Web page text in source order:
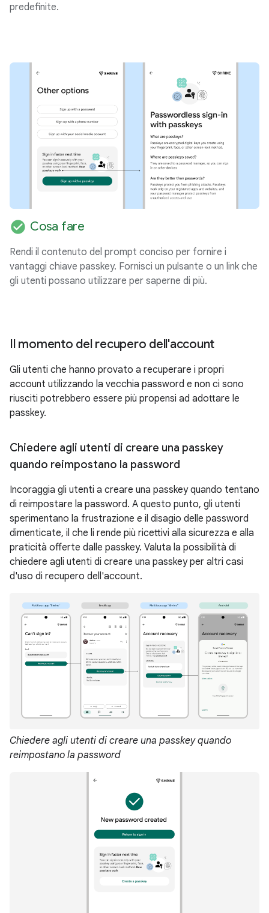
predefinite.
check_circle Cosa fare
Rendi il contenuto del prompt conciso per fornire i
vantaggi chiave passkey. Fornisci un pulsante o un link che
gli utenti possano utilizzare per saperne di più.
Il momento del recupero dell'account
Gli utenti che hanno provato a recuperare i propri
account utilizzando la vecchia password e non ci sono
riusciti potrebbero essere più propensi ad adottare le
passkey.
Chiedere agli utenti di creare una passkey
quando reimpostano la password
Incoraggia gli utenti a creare una passkey quando tentano
di reimpostare la password. A questo punto, gli utenti
sperimentano la frustrazione e il disagio delle password
dimenticate, il che li rende più ricettivi alla sicurezza e alla
praticità offerte dalle passkey. Valuta la possibilità di
chiedere agli utenti di creare una passkey per altri casi
d'uso di recupero dell'account.
Chiedere agli utenti di creare una passkey quando
reimpostano la password